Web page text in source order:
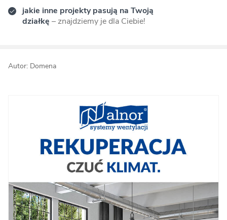
jakie inne projekty pasują na Twoją
działkę – znajdziemy je dla Ciebie!
Autor: Domena